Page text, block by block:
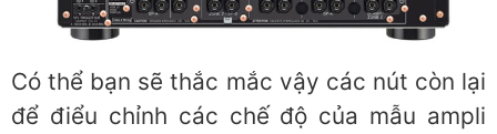
Có thể bạn sẽ thắc mắc vậy các nút còn lại
để điểu chỉnh các chế độ của mẫu ampli